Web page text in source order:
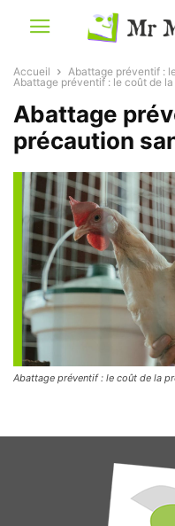
Accueil
Abattage préventif :
Abattage préventif : le coût de
Abattage
précaution
Abattage préventif : le coût de la